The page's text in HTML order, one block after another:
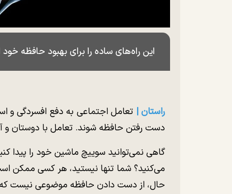
این راه‌های ساده را برای بهبود حافظه
راستان | تعامل اجتماعی به دفع افسردگی و
دست رفتن حافظه شوند. تعامل با دوستان و
گاهی نمی‌توانید سوییچ ماشین خود را پیدا
می‌کنید؟ شما تنها نیستید، هر کسی ممکن
حال، از دست دادن حافظه موضوعی نیست که